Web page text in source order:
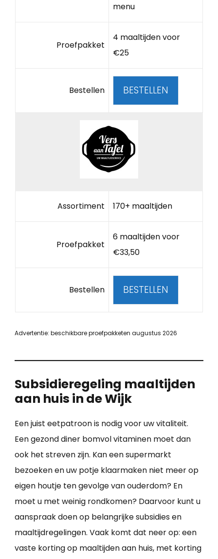
menu
Proefpakket
4 maaltijden voor
€25
Bestellen BESTELLEN
Assortiment 170+ maaltijden
Proefpakket
6 maaltijden voor
€33,50
Bestellen BESTELLEN
Advertentie: beschikbare proefpakketen augustus 2026
Subsidieregeling maaltijden
aan huis in de Wijk
Een juist eetpatroon is nodig voor uw vitaliteit.
Een gezond diner bomvol vitaminen moet dan
ook het streven zijn. Kan een supermarkt
bezoeken en uw potje klaarmaken niet meer op
eigen houtje ten gevolge van ouderdom? En
moet u met weinig rondkomen? Daarvoor kunt u
aanspraak doen op belangrijke subsidies en
maaltijdregelingen. Vaak komt dat neer op: een
vaste korting op maaltijden aan huis, met korting